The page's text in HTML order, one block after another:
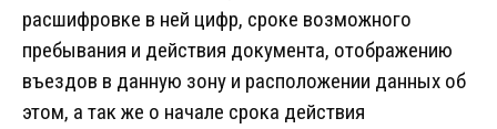
расшифровке в ней цифр, сроке возможного
пребывания и действия документа, отображению
въездов в данную зону и расположении данных об
этом, а так же о начале срока действия